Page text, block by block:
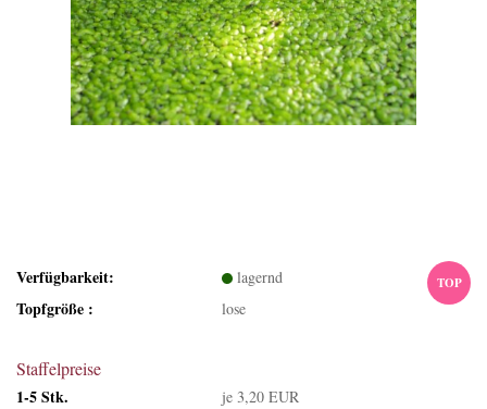
TOP
Verfügbarkeit: lagernd
Topfgröße : lose
Staffelpreise
1-5 Stk.
je 3,20 EUR